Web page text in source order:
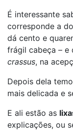
É interessante
corresponde a
dá cento e
frágil cabeça – e
crassus, na
Depois dela
mais delicada e
E ali estão as
explicações, ou